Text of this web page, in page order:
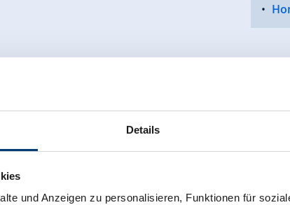
Details
und Anzeigen zu personalisieren, Funktionen für